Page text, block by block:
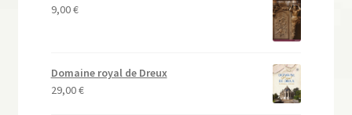
9,00€
Domaine royal de Dreux
29,00€